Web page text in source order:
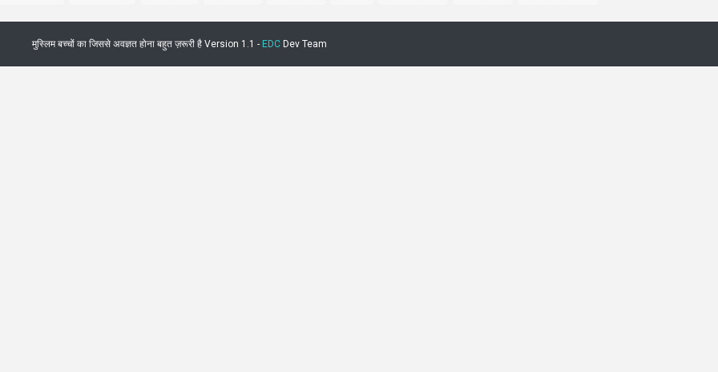
मुस्लिम बच्चों का जिससे अवज्ञत होना बहुत ज़रूरी है Version 1.1 - EDC Dev Team